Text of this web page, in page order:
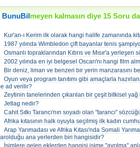
BunuBil meyen kalmasın diye 15 Soru
Kur'an-ı Kerim ilk olarak hangi halife zamanında
1987 yılında Wimbledon çift bayanlar tenis
Osmanlı topraklarından Kıbrıs ve Mısır'a
2002 yılında en iyi belgesel Oscarı'nı hangi film
Bir deniz, liman ve benzeri bir yerin manzarasını
Oyun veya program tanıtımı gibi amaçlarla
ad verilir?
Zeytinin tanelerinden çıkarılan bir çeşit bitkisel
Jetlag nedir?
Cahit Sıtkı Tarancı'nın soyadı olan "tarancı"
Afrika kıtasının halk oyuyla seçilmiş ilk kadın
Arap Yarımadası ve Afrika Kıtası'nda Somali
ana yerlerden biri hangisidir?
İsimlere gelen eklerden hangisi isime ''ayrılma''